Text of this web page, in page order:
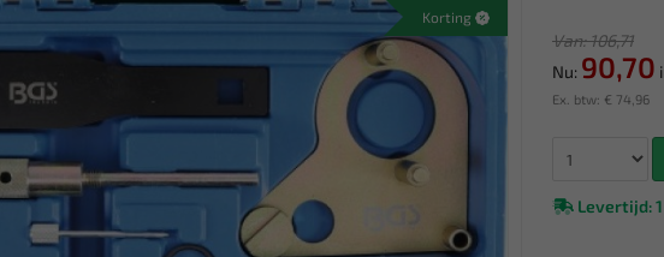
Korting
Van: 106,71
Nu: 90,70
Ex. btw: € 74,96
Levertijd: